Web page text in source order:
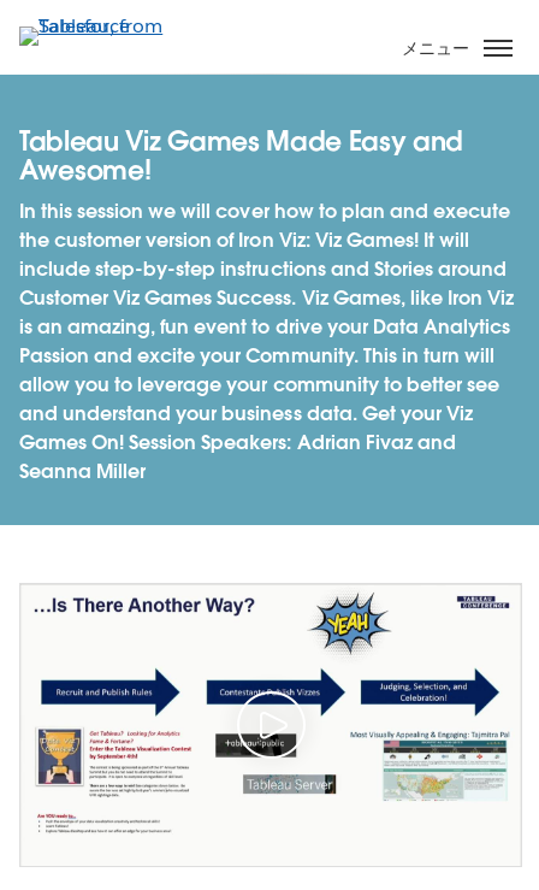
イ
ン
ン
ン
に
動
メニュー
Tableau Viz Games Made Easy and
Awesome!
In this session we will cover how to plan and execute
the customer version of Iron Viz: Viz Games! It will
include step-by-step instructions and Stories around
Customer Viz Games Success. Viz Games, like Iron Viz
is an amazing, fun event to drive your Data Analytics
Passion and excite your Community. This in turn will
allow you to leverage your community to better see
and understand your business data. Get your Viz
Games On! Session Speakers: Adrian Fivaz and
Seanna Miller